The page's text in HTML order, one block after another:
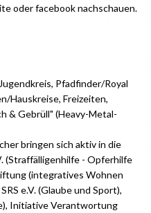
oder facebook nachschauen.
Pfadfinder/Royal
Hauskreise, Freizeiten,
& Gebrüll" (Heavy-Metal-
bringen sich aktiv in die
(Straffälligenhilfe - Opferhilfe
(integratives Wohnen
e.V. (Glaube und Sport),
Initiative Verantwortung